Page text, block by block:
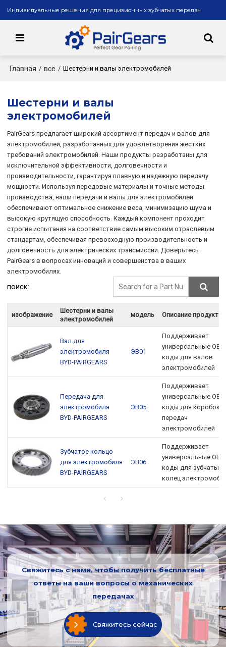
Индивидуальные решения для прецизионных зубчатых передач
Главная / все / Шестерни и валы электромобилей
Шестерни и валы
электромобилей
PairGears предлагает широкий ассортимент передач и валов для
электромобилей, разработанных для удовлетворения жестких
требований электромобилей. Наши продукты разработаны для
исключительной эффективности, долговечности и
производительности, гарантируя плавную и надежную передачу
мощности. Используя передовые материалы и точные методы
производства, наши передачи и валы для электромобилей
обеспечивают оптимальное снижение веса, минимизацию шума и
высокую крутящую способность. Каждый компонент проходит
строгие испытания на соответствие самым высоким отраслевым
стандартам, обеспечивая превосходную производительность и
долговечность для электрических трансмиссий. Доверьтесь
PairGears в вопросах инноваций и совершенства в ваших
электромобилях.
поиск:
изображение
Шестерни и валы
электромобилей
модель Описание продуктов
Вал для
электромобиля
BYD-PAIRGEARS
ЭВ01
Поддерживает
универсальные
коды для валов
электромобилей
Передача для
электромобиля
BYD-PAIRGEARS
ЭВ05
Поддерживает
универсальные
коды для коробок
передач
электромобилей
Зубчатое кольцо
для электромобиля
BYD-PAIRGEARS
ЭВ06
Поддерживает
универсальные
коды для зубчатых
колец
Свяжитесь с нами, чтобы получить бесплатные
ответы на ваши вопросы о механических
передачах
Свяжитесь сейчас